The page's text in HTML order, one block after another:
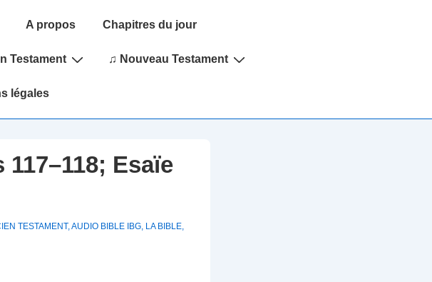
A propos Chapitres du jour
Testament ♫ Nouveau Testament
légales
Esaïe
TESTAMENT,AUDIO BIBLE IBG, LA BIBLE,